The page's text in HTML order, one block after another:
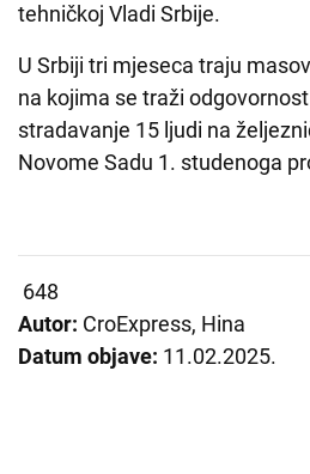
tehničkoj Vladi Srbije.
U Srbiji tri mjeseca traju
na kojima se traži
stradavanje 15 ljudi na
Novome Sadu 1. studenoga
648
Autor: CroExpress, Hina
Datum objave: 11.02.2025.